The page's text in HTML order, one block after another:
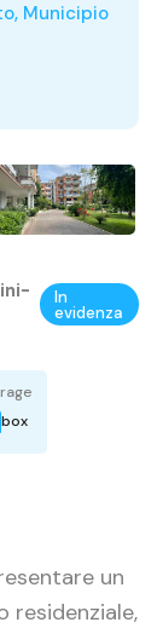
Municipio
In
evidenza
box
un
residenziale,